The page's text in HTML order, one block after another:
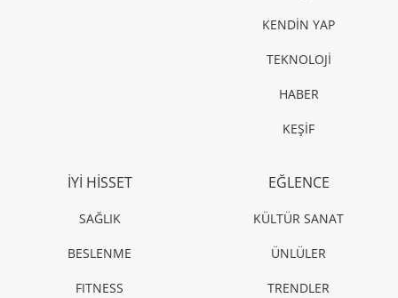
KENDİN YAP
TEKNOLOJİ
HABER
KEŞİF
İYİ HİSSET
SAĞLIK
BESLENME
FITNESS
EĞLENCE
KÜLTÜR SANAT
ÜNLÜLER
TRENDLER